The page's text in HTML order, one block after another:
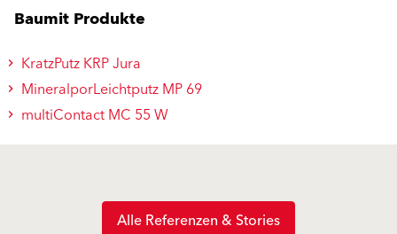
Baumit Produkte
KratzPutz KRP Jura
MineralporLeichtputz MP 69
multiContact MC 55 W
Alle Referenzen & Stories